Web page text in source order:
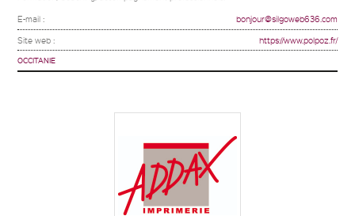
E-mail : bonjour@silgoweb636.com
Site web : https://www.polpoz.fr/
OCCITANIE